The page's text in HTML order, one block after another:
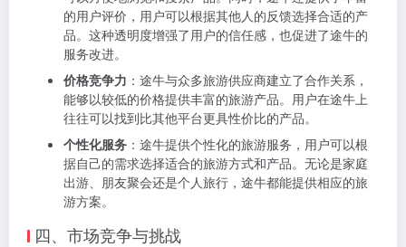
的用户评价，用户可以根据其他人的反馈选择合适的产
品。这种透明度增强了用户的信任感，也促进了途牛的
服务改进。
价格竞争力 ：途牛与众多旅游供应商建立了合作关系，
能够以较低的价格提供丰富的旅游产品。用户在途牛上
往往可以找到比其他平台更具性价比的产品。
个性化服务 ：途牛提供个性化的旅游服务，用户可以根
据自己的需求选择适合的旅游方式和产品。无论是家庭
出游、朋友聚会还是个人旅行，途牛都能提供相应的旅
游方案。
四、市场竞争与挑战